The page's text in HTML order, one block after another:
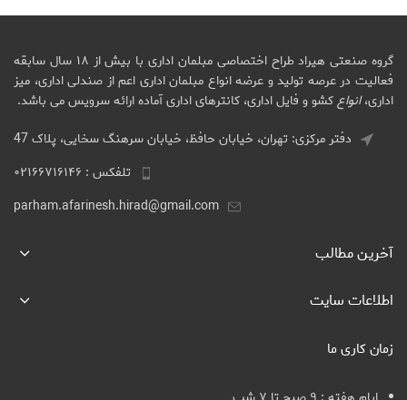
گروه صنعتی هیراد طراح اختصاصی مبلمان اداری با بیش از ۱۸ سال سابقه
فعالیت در عرصه تولید و عرضه انواع مبلمان اداری اعم از صندلی اداری، میز
اداری،انواعکشو و فایل اداری، کانترهای اداری آماده ارائه سرویس می باشد.
دفتر مرکزی: تهران، خیابان حافظ، خیابان سرهنگ سخایی، پلاک 47
تلفکس : ۰۲۱۶۶۷۱۶۱۴۶
parham.afarinesh.hirad@gmail.com
آخرین مطالب
اطلاعات سایت
زمان کاری ما